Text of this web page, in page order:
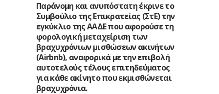
Παράνομη και ανυπόστατη έκρινε το
Συμβούλιο της Επικρατείας (ΣτΕ) την
εγκύκλιο της ΑΑΔΕ που αφορούσε τη
φορολογική μεταχείριση των
βραχυχρόνιων μισθώσεων ακινήτων
(Airbnb), αναφορικά με την επιβολή
αυτοτελούς τέλους επιτηδεύματος
για κάθε ακίνητο που εκμισθώνεται
βραχυχρόνια.